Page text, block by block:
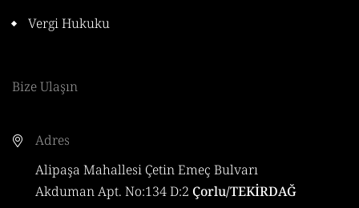
Vergi Hukuku
Bize Ulaşın
Adres
Alipaşa Mahallesi Çetin Emeç Bulvarı
Akduman Apt. No:134 D:2 Çorlu/TEKİRDAĞ